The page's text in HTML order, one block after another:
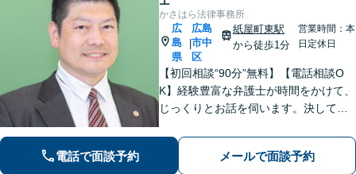
かさはら法律事務所
広
島
県
|
広島
市中
区
紙屋町東駅
から徒歩1分
営業時間：本
日定休日
【初回相談“90分”無料】【電話相談O
K】経験豊富な弁護士が時間をかけて、
じっくりとお話を伺います。決して怒
い」お気持ちに寄り添います。皆さま
の未来を明るくするために、誠心誠意
電話で面談予約 メールで面談予約